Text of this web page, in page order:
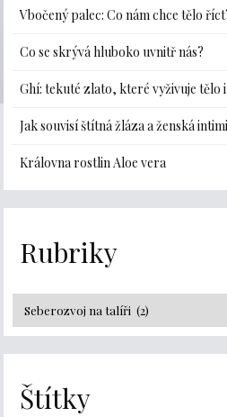
Vbočený palec: Co nám chce tělo
Co se skrývá hluboko uvnitř nás?
Ghí: tekuté zlato, které vyživuje tělo
Jak souvisí štítná žláza a ženská
Královna rostlin Aloe vera
Rubriky
Štítky